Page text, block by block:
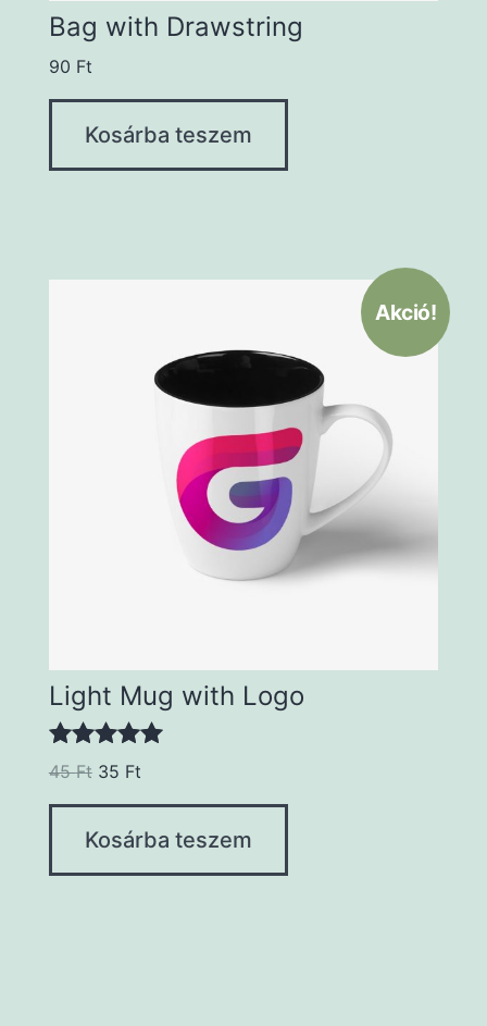
Bag with Drawstring
90 Ft
Kosárba teszem
Akció!
Light Mug with Logo
Értékelés:
45Ft 35 Ft
Kosárba teszem